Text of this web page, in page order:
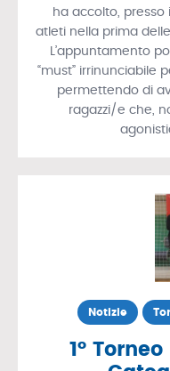
ha accolto, presso
atleti nella prima
L’appuntamento
“must” irrinunciabile
permettendo di
ragazzi/e che,
Notizie
1°